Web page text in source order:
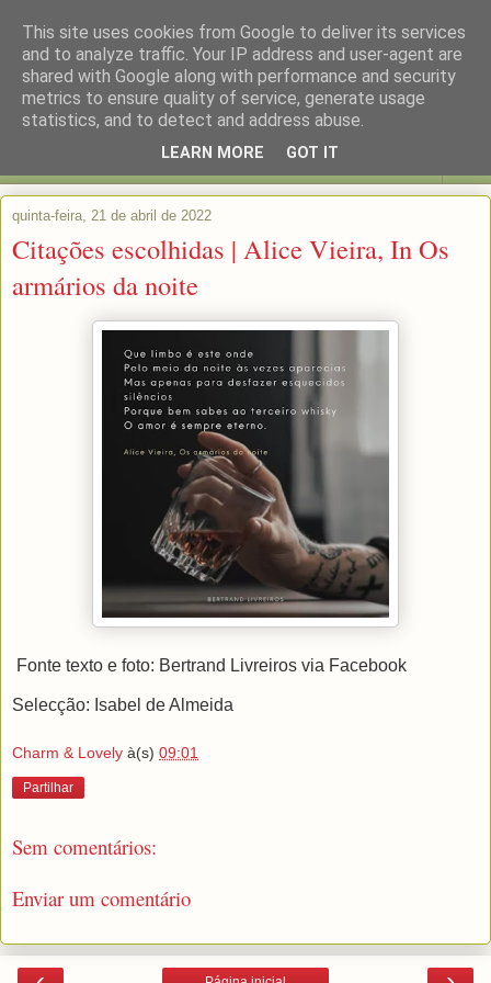
quinta-feira, 21 de abril de 2022
Citações escolhidas | Alice Vieira, In Os
armários da noite
Fonte texto e foto: Bertrand Livreiros via Facebook
Selecção: Isabel de Almeida
Charm & Lovely à(s) 09:01
Partilhar
Sem comentários:
Enviar um comentário
This site uses cookies from Google to deliver its services
and to analyze traffic. Your IP address and user-agent are
shared with Google along with performance and security
metrics to ensure quality of service, generate usage
statistics, and to detect and address abuse.
LEARN MORE GOT IT